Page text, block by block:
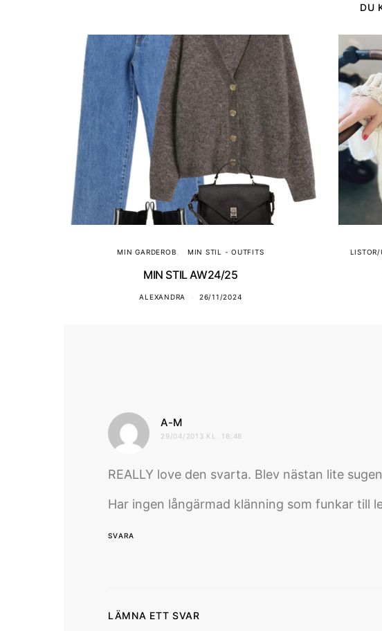
DU
MIN GARDEROB MIN STIL - OUTFITS
MIN STIL AW24/25
ALEXANDRA 26/11/2024
A-Mskriver:
29/04/2013 KL. 16:48
REALLY love den svarta. Blev nästan lite
Har ingen långärmad klänning som funkar till
SVARA
LÄMNA ETT SVAR